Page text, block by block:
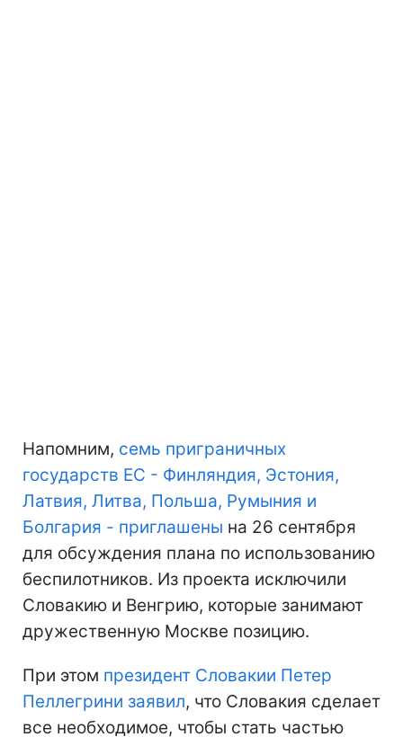
Напомним, семь приграничных
государств ЕС - Финляндия, Эстония,
Латвия, Литва, Польша, Румыния и
Болгария - приглашены на 26 сентября
для обсуждения плана по использованию
беспилотников. Из проекта исключили
Словакию и Венгрию, которые занимают
дружественную Москве позицию.
При этом президент Словакии Петер
Пеллегрини заявил, что Словакия сделает
все необходимое, чтобы стать частью